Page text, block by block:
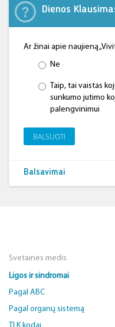
Dienos
Ar žinai apie naujieną
Ne
Taip, tai vaistas
sunkumo jutimo
palengvinimui
BALSUOTI
Balsavimai
Svetainės medis
Ligos ir sindromai
Pagal ABC
Pagal organų sistemą